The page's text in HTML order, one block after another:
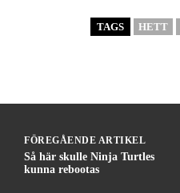
TAGS HETT
FÖREGÅENDE ARTIKEL
Så här skulle Ninja Turtles
kunna rebootas